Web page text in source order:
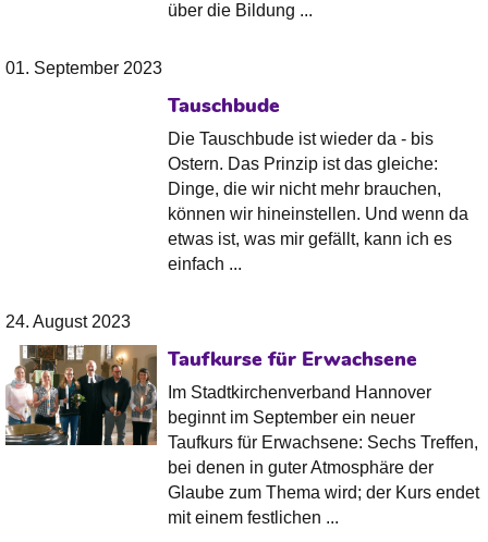
über die Bildung ...
01. September 2023
Tauschbude
Die Tauschbude ist wieder da - bis
Ostern. Das Prinzip ist das gleiche:
Dinge, die wir nicht mehr brauchen,
können wir hineinstellen. Und wenn da
etwas ist, was mir gefällt, kann ich es
einfach ...
24. August 2023
Taufkurse für Erwachsene
Im Stadtkirchenverband Hannover
beginnt im September ein neuer
Taufkurs für Erwachsene: Sechs Treffen,
bei denen in guter Atmosphäre der
Glaube zum Thema wird; der Kurs endet
mit einem festlichen ...